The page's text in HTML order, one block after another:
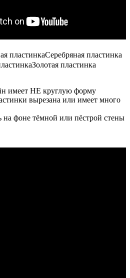
Серебряная пластинка
Золотая пластинка
имеет НЕ круглую форму
вырезана или имеет много
на фоне тёмной или пёстрой стены